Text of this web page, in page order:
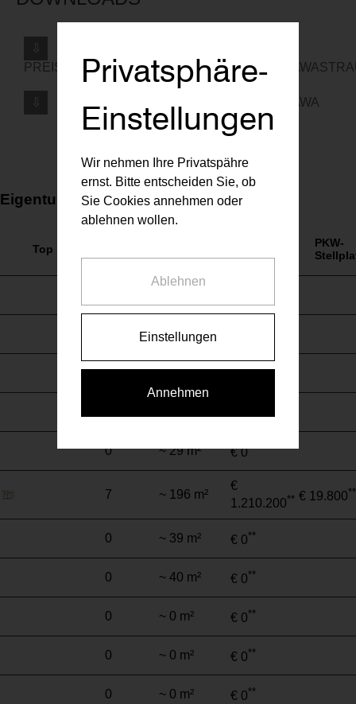
PREISLISTE_EIGENNUTZUNG_ARAKAWA
Eigentumswohnungen
Top
PKW-
PKW-
~ 45 m²
0 ~ 38 m² **
€ 0
0 ~ 29 m² € 0**
7 ~ 196 m²
€
1.210.200** € 19.800**
0 ~ 39 m² € 0**
0 ~ 40 m² € 0**
0 ~ 0 m² € 0**
0 ~ 0 m² € 0**
0 ~ 0 m² € 0**
Privatsphäre-
Einstellungen
Wir nehmen Ihre Privatspähre
ernst. Bitte entscheiden Sie, ob
Sie Cookies annehmen oder
ablehnen wollen.
Ablehnen
Einstellungen
Annehmen